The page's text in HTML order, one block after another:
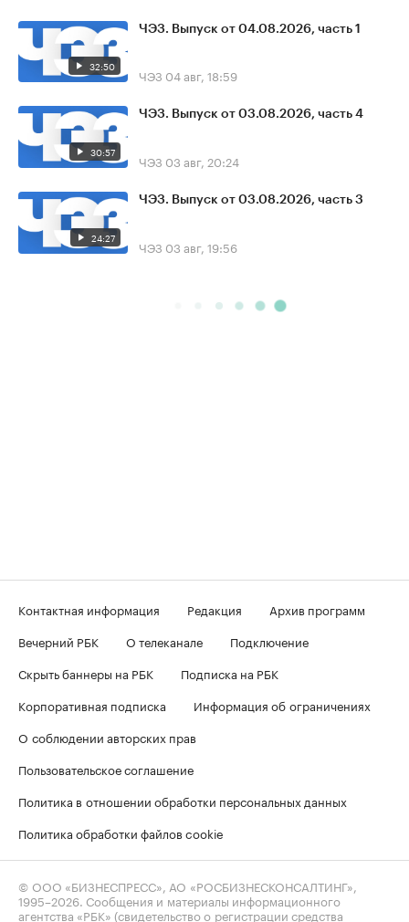
32:50
ЧЭЗ. Выпуск от 04.08.2026, часть 1
ЧЭЗ 04 авг, 18:59
30:57
ЧЭЗ. Выпуск от 03.08.2026, часть 4
ЧЭЗ 03 авг, 20:24
24:27
ЧЭЗ. Выпуск от 03.08.2026, часть 3
ЧЭЗ 03 авг, 19:56
Контактная информация Редакция
Архив программ
Вечерний РБК
О телеканале
Подключение
Скрыть баннеры на РБК
Подписка на РБК
Корпоративная подписка
Информация об ограничениях
О соблюдении авторских прав
Пользовательское соглашение
Политика в отношении обработки персональных данных
Политика обработки файлов cookie
© ООО «БИЗНЕСПРЕСС», АО «РОСБИЗНЕСКОНСАЛТИНГ»,
1995–2026 . Сообщения и материалы информационного
агентства «РБК» (свидетельство о регистрации средства